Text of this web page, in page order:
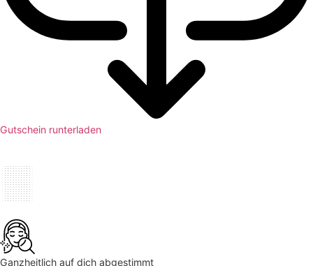
Gutschein runterladen
Ganzheitlich auf dich abgestimmt